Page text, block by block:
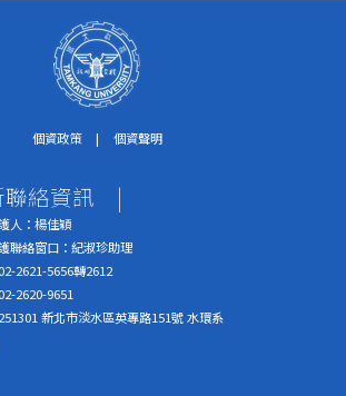
個資政策 | 個資聲明
聯絡資訊 |
人：楊佳穎
聯絡窗口：紀淑珍助理
2621-5656轉2612
2620-9651
新北市淡水區英專路151號 水環系